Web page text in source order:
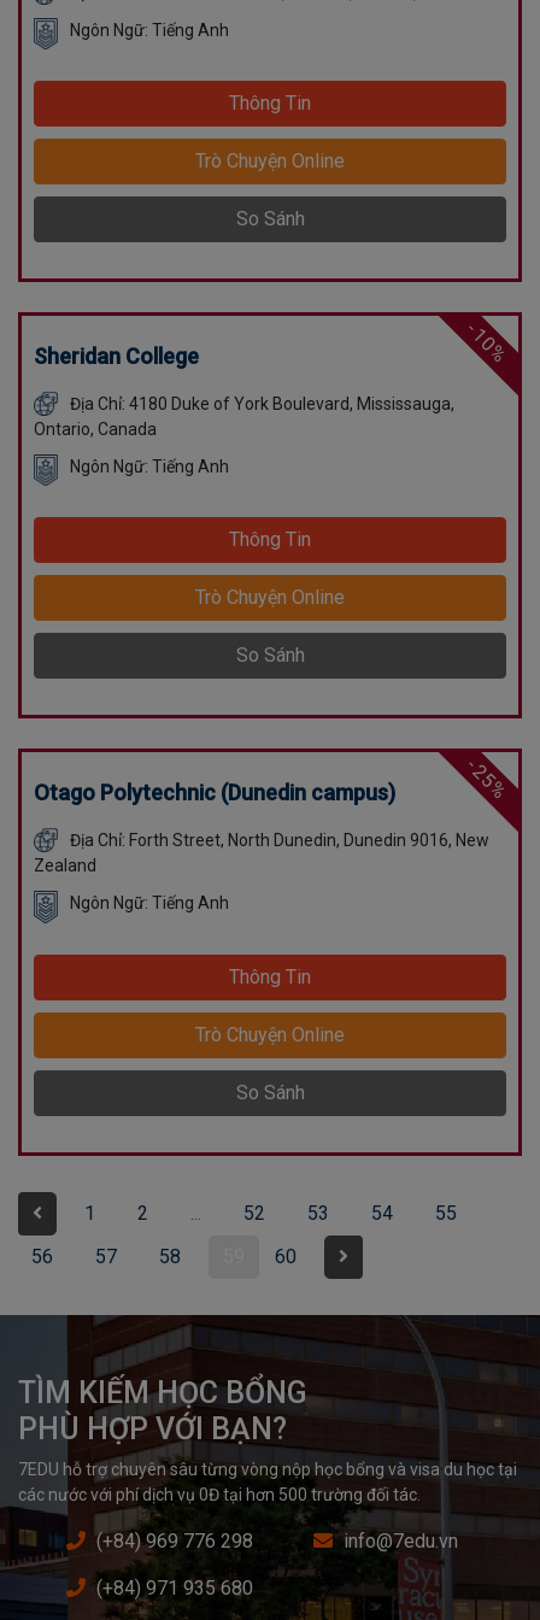
Ngôn Ngữ: Tiếng Anh
Thông Tin
Trò Chuyện Online
So Sánh
-10%
Sheridan College
Địa Chỉ: 4180 Duke of York Boulevard, Mississauga,
Ontario, Canada
Ngôn Ngữ: Tiếng Anh
Thông Tin
Trò Chuyện Online
So Sánh
-25%
Otago Polytechnic (Dunedin campus)
Địa Chỉ: Forth Street, North Dunedin, Dunedin 9016, New
Zealand
Ngôn Ngữ: Tiếng Anh
Thông Tin
Trò Chuyện Online
So Sánh
1 2 52 53 54
55
56
57 58 60
TÌM KIẾM HỌC BỔNG
PHÙ HỢP VỚI BẠN?
7EDU hỗ trợ chuyên sâu từng vòng nộp học bổng và visa du học tại
các nước với phí dịch vụ 0Đ tại hơn 500 trường đối tác.
(+84) 969 776 298 info@7edu.vn
(+84) 971 935 680